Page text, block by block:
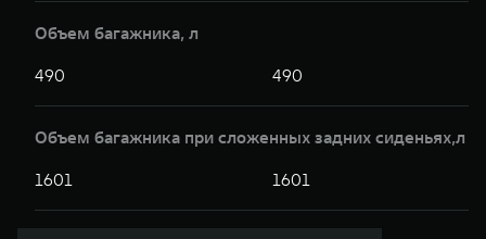
Объем багажника, л
490 490
Объем багажника при сложенных задних сиденьях,л
1601 1601